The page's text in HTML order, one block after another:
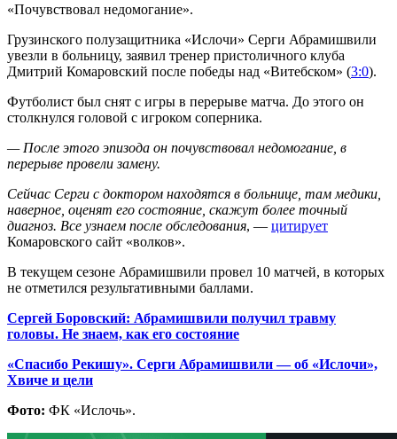
«Почувствовал недомогание».
Грузинского полузащитника «Ислочи» Серги Абрамишвили
увезли в больницу, заявил тренер пристоличного клуба
Дмитрий Комаровский после победы над «Витебском» (3:0).
Футболист был снят с игры в перерыве матча. До этого он
столкнулся головой с игроком соперника.
— После этого эпизода он почувствовал недомогание, в
перерыве провели замену.
Сейчас Серги с доктором находятся в больнице, там медики,
наверное, оценят его состояние, скажут более точный
диагноз. Все узнаем после обследования, — цитирует
Комаровского сайт «волков».
В текущем сезоне Абрамишвили провел 10 матчей, в которых
не отметился результативными баллами.
Сергей Боровский: Абрамишвили получил травму
головы. Не знаем, как его состояние
«Спасибо Рекишу». Серги Абрамишвили — об «Ислочи»,
Хвиче и цели
Фото: ФК «Ислочь».